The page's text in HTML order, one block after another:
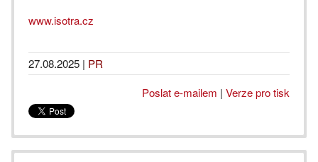
www.isotra.cz
27.08.2025 | PR
Poslat e-mailem | Verze pro tisk